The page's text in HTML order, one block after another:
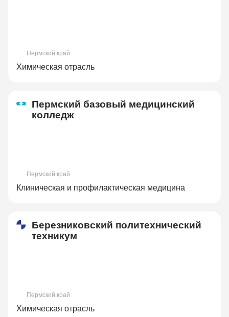
Пермский край
Химическая отрасль
Пермский базовый медицинский
колледж
Пермский край
Клиническая и профилактическая медицина
Березниковский политехнический
техникум
Пермский край
Химическая отрасль